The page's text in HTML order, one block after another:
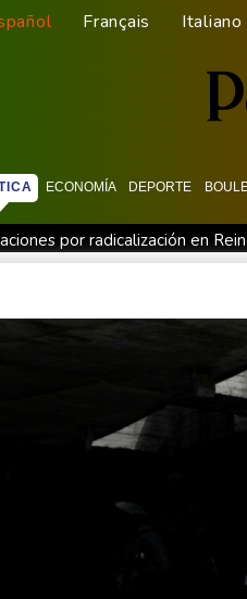
Français Italiano
ECONOMÍA DEPORTE
por radicalización en
como DT tras la salida de Bielsa
llega al extremo de anular